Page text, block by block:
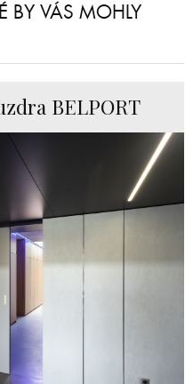
BY VÁS MOHLY
BELPORT